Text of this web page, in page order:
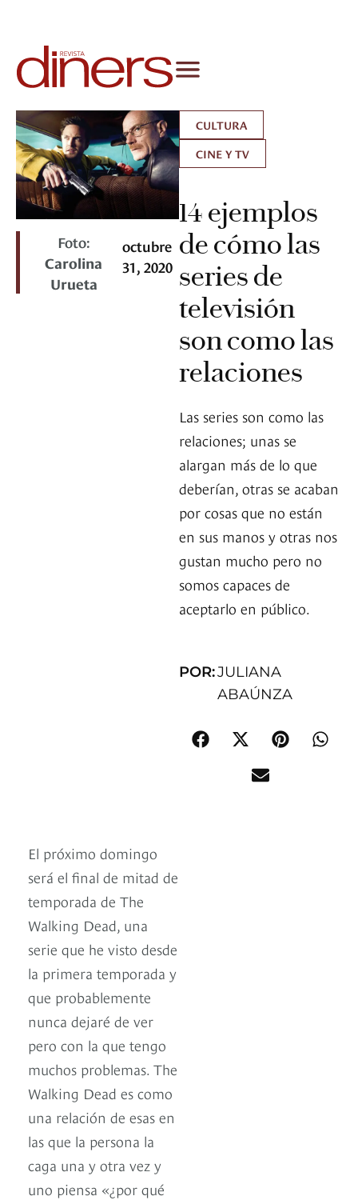
Foto:
Carolina
Urueta
octubre
31, 2020
CULTURA
CINE Y TV
14 ejemplos
de cómo las
series de
televisión
son como las
relaciones
Las series son como las
relaciones; unas se
alargan más de lo que
deberían, otras se acaban
por cosas que no están
en sus manos y otras nos
gustan mucho pero no
somos capaces de
aceptarlo en público.
POR:JULIANA
ABAÚNZA
El próximo domingo
será el final de mitad de
temporada de The
Walking Dead, una
serie que he visto desde
la primera temporada y
que probablemente
nunca dejaré de ver
pero con la que tengo
muchos problemas. The
Walking Dead es como
una relación de esas en
las que la persona la
caga una y otra vez y
uno piensa «¿por qué